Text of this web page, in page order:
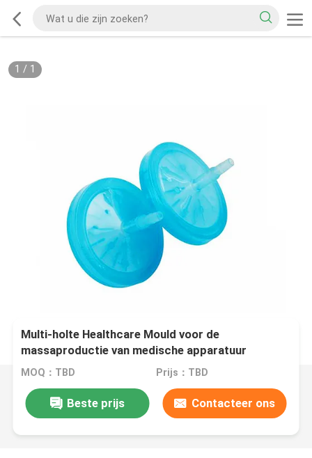
1 / 1
Multi-holte Healthcare Mould voor de
massaproductie van medische apparatuur
MOQ：TBD Prijs：TBD
Beste prijs Contacteer ons